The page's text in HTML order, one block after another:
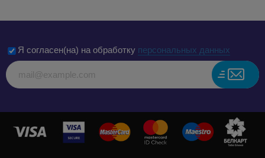
Я согласен(на) на обработку персональных данных